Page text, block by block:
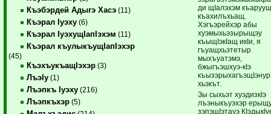
Къэбэрдей Адыгэ Хасэ (11)
Къэрал Iуэху (6)
Къэрал IуэхущIапIэхэм (11)
Къэрал къулыкъущIапIэхэр
(45)
КъэхъукъащIэхэр (3)
ЛъэIу (1)
Лъэпкъ Iуэху (216)
Лъэпкъхэр (5)
ди щIалэхэм
къахилъхьащ.
Хэгъэрейхэр абы
хуэмыхьэзырыщэу
къыщIэкIащ икIи, я
гъуащхьэтетыр
мыхъуатэмэ,
бжыгъэшхуэ-кIэ
къызэрыхагъэщIэнур
хьэкът.
Зы сыхьэт хуэдизкIэ
лъэныкъуэхэр
зэпэщIэтауэ